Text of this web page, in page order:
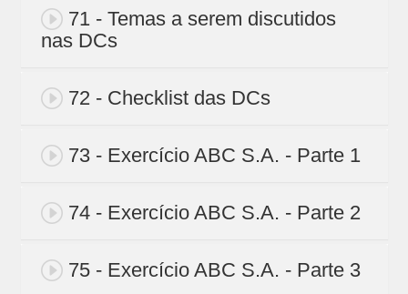
71 - Temas a serem discutidos
nas DCs
72 - Checklist das DCs
73 - Exercício ABC S.A. - Parte 1
74 - Exercício ABC S.A. - Parte 2
75 - Exercício ABC S.A. - Parte 3